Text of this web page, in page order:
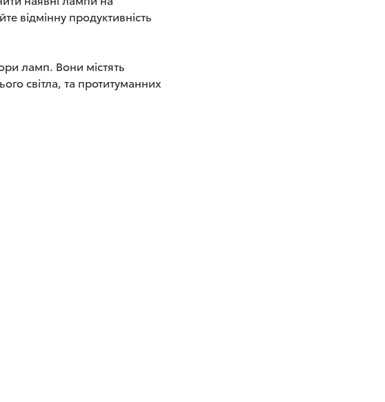
відмінну продуктивність
ламп. Вони містять
світла, та протитуманних